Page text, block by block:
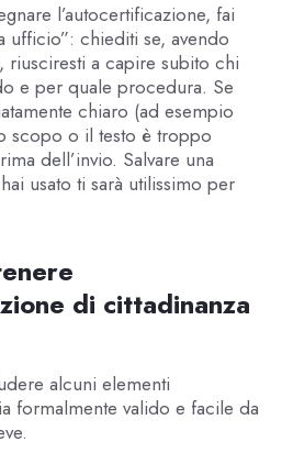
l’autocertificazione, fai
ufficio”: chiediti se, avendo
a capire subito chi
e per quale procedura. Se
chiaro (ad esempio
scopo o il testo è troppo
dell’invio. Salvare una
usato ti sarà utilissimo per
di cittadinanza
alcuni elementi
formalmente valido e facile da